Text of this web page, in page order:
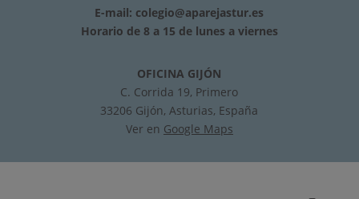
E-mail: colegio@aparejastur.es
Horario de 8 a 15 de lunes a viernes
OFICINA GIJÓN
C. Corrida 19, Primero
33206 Gijón, Asturias, España
Ver en Google Maps